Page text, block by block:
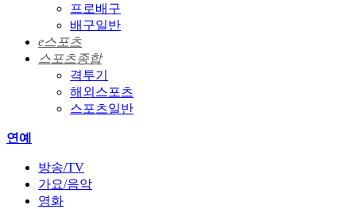
프로배구
배구일반
e스포츠
스포츠종합
격투기
해외스포츠
스포츠일반
연예
방송/TV
가요/음악
영화